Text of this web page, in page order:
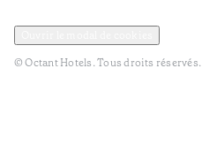
© Octant Hotels. Tous droits réservés.